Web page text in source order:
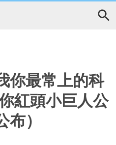
你最常上的科
紅頭小巨人公
）